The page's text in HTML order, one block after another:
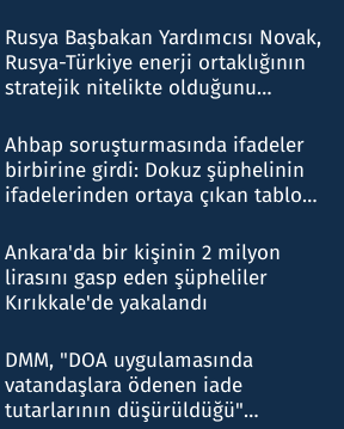
Rusya Başbakan Yardımcısı Novak,
Rusya-Türkiye enerji ortaklığının
stratejik nitelikte olduğunu
Ahbap soruşturmasında ifadeler
birbirine girdi: Dokuz şüphelinin
ifadelerinden ortaya çıkan tablo
Ankara'da bir kişinin 2 milyon
lirasını gasp eden şüpheliler
Kırıkkale'de yakalandı
DMM, "DOA uygulamasında
vatandaşlara ödenen iade
tutarlarının düşürüldüğü"